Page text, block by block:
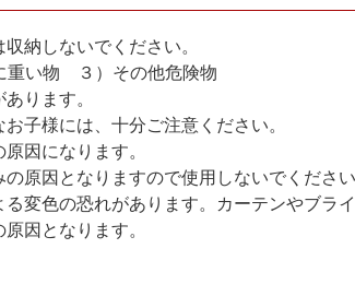
納しないでください。
重い物 ３）その他危険物
ります。
子様には、十分ご注意ください。
因になります。
原因となりますので使用しないでください
色の恐れがあります。カーテンやブラ
因となります。